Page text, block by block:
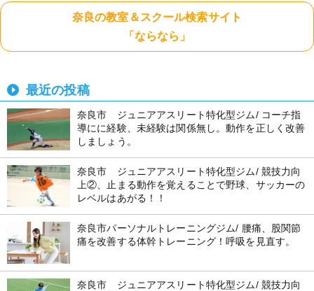
奈良の教室＆スクール検索サイト
「ならなら」
最近の投稿
奈良市 ジュニアアスリート特化型ジム/ コーチ指
導にに経験、未経験は関係無し。動作を正しく改善
しましょう。
奈良市 ジュニアアスリート特化型ジム/ 競技力向
上②、止まる動作を覚えることで野球、サッカーの
レベルはあがる！！
奈良市パーソナルトレーニングジム/ 腰痛、股関節
痛を改善する体幹トレーニング！呼吸を見直す。
奈良市 ジュニアアスリート特化型ジム/ 競技力向